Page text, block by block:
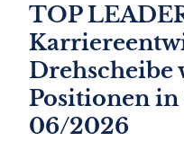
TOP
Drehscheibe
Positionen
06/2026